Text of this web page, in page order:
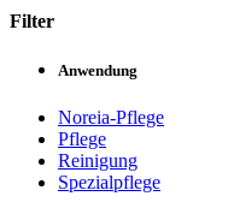
Filter
Anwendung
Noreia-Pflege
Pflege
Reinigung
Spezialpflege